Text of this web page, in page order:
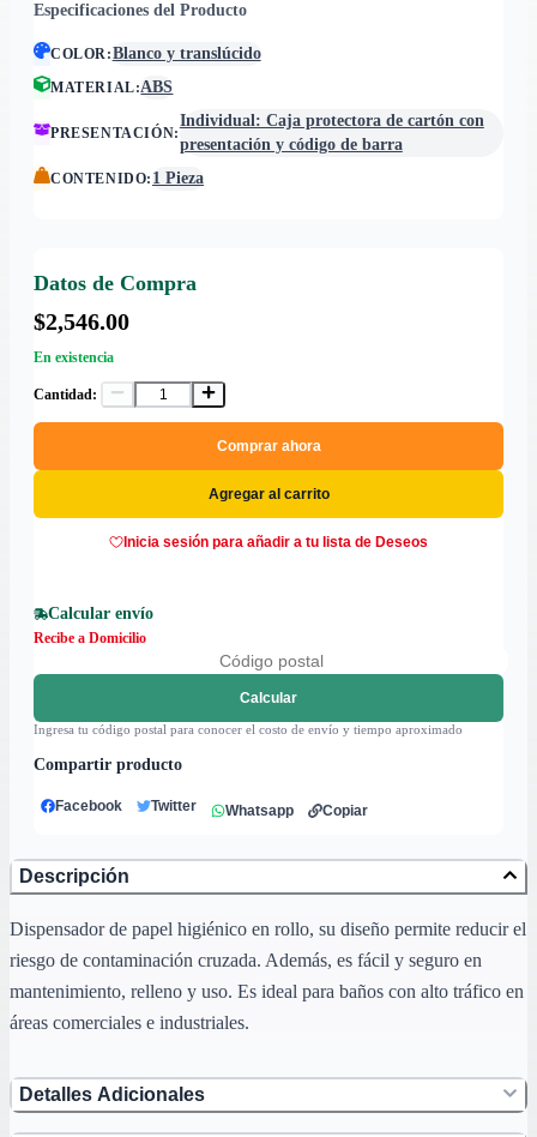
Especificaciones del Producto
COLOR:Blanco y translúcido
MATERIAL:ABS
PRESENTACIÓN:
Individual: Caja protectora de cartón con
presentación y código de barra
CONTENIDO: 1 Pieza
Datos de Compra
$2,546.00
En existencia
Cantidad:
Comprar ahora
Agregar al carrito
Inicia sesión para añadir a tu lista de Deseos
Calcular envío
Recibe a Domicilio
Calcular
Ingresa tu código postal para conocer el costo de envío y tiempo aproximado
Compartir producto
Facebook Twitter Whatsapp Copiar
Descripción
Dispensador de papel higiénico en rollo, su diseño permite reducir el
riesgo de contaminación cruzada. Además, es fácil y seguro en
mantenimiento, relleno y uso. Es ideal para baños con alto tráfico en
áreas comerciales e industriales.
Detalles Adicionales